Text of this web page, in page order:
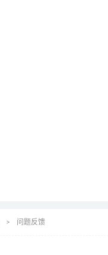
问题反馈